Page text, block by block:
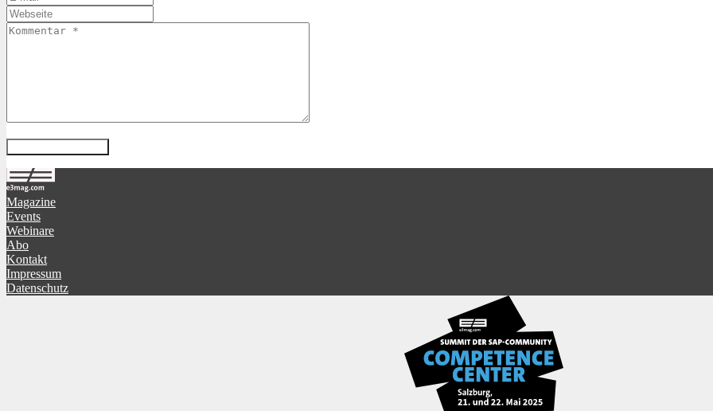
Magazine
Events
Webinare
Abo
Kontakt
Impressum
Datenschutz